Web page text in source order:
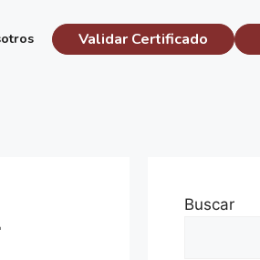
Validar Certificado
Buscar